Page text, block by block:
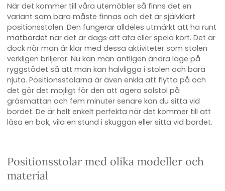
När det kommer till våra utemöbler så finns det en
variant som bara måste finnas och det är självklart
positionsstolen. Den fungerar alldeles utmärkt att ha runt
matbordet när det är dags att äta eller spela kort. Det är
dock när man är klar med dessa aktiviteter som stolen
verkligen briljerar. Nu kan man äntligen ändra läge på
ryggstödet så att man kan halvligga i stolen och bara
njuta. Positionsstolarna är även enkla att flytta på och
det gör det möjligt för den att agera solstol på
gräsmattan och fem minuter senare kan du sitta vid
bordet. De är helt enkelt perfekta när det kommer till att
läsa en bok, vila en stund i skuggan eller sitta vid bordet.
Positionsstolar med olika modeller och
material